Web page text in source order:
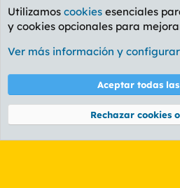
Foro General
Cookies
PL OLDSTYLE
Términos y reglas
Community platform by XenForo® © 2010-
Utilizamos cookies esenciales
y cookies opcionales para
Ver más información y
Aceptar todas
Rechazar cookies